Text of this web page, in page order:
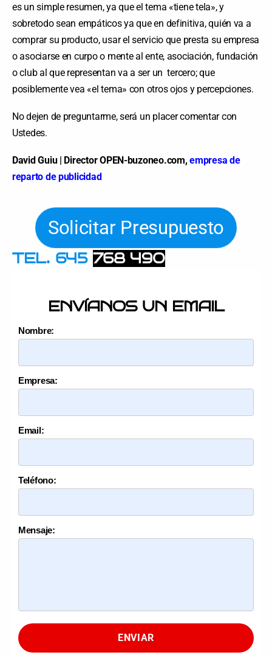
es un simple resumen, ya que el tema «tiene tela», y
sobretodo sean empáticos ya que en definitiva, quién va a
comprar su producto, usar el servicio que presta su empresa
o asociarse en curpo o mente al ente, asociación, fundación
o club al que representan va a ser un tercero; que
posiblemente vea «el tema» con otros ojos y percepciones.
No dejen de preguntarme, será un placer comentar con
Ustedes.
David Guiu | Director OPEN-buzoneo.com,empresa de
reparto de publicidad
Solicitar Presupuesto
TEL. 645 768 490
ENVÍANOS UN EMAIL
Nombre:
Empresa:
Email:
Teléfono:
Mensaje:
ENVIAR